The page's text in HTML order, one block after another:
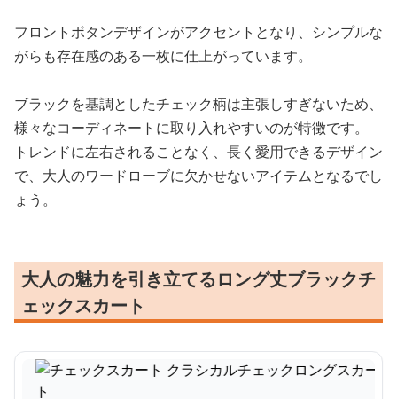
フロントボタンデザインがアクセントとなり、シンプルな
がらも存在感のある一枚に仕上がっています。
ブラックを基調としたチェック柄は主張しすぎないため、
様々なコーディネートに取り入れやすいのが特徴です。
トレンドに左右されることなく、長く愛用できるデザイン
で、大人のワードローブに欠かせないアイテムとなるでし
ょう。
大人の魅力を引き立てるロング丈ブラックチ
ェックスカート